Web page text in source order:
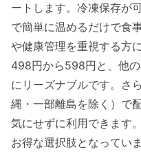
ートします。冷凍保存が
で簡単に温めるだけで食
や健康管理を重視する方
498円から598円と、他
にリーズナブルです。さ
縄・一部離島を除く）で
気にせずに利用できます
お得な選択肢となっていま